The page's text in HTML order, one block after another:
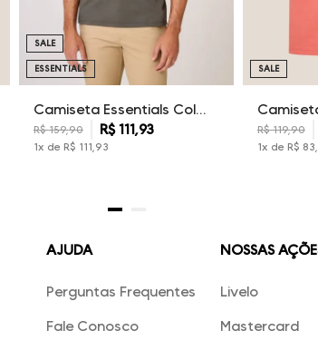
Camiseta Essentials Color Dudalina Masculina
R$ 159,90 R$111,93
1x de R$ 111 93
SALE
ESSENTIALS
R$ 119,90
1x de R$ 83
SALE
AJUDA
Perguntas Frequentes
Fale Conosco
NOSSAS
Livelo
Mastercard